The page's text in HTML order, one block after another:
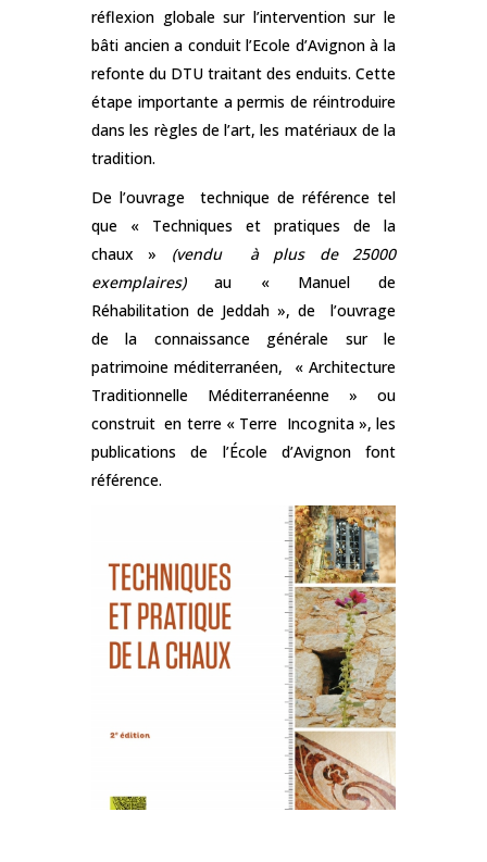
réflexion globale sur l’intervention sur le
bâti ancien a conduit l’Ecole d’Avignon à la
refonte du DTU traitant des enduits. Cette
étape importante a permis de réintroduire
dans les règles de l’art, les matériaux de la
tradition.
De l’ouvrage technique de référence tel
que « Techniques et pratiques de la
chaux » (vendu à plus de 25000
exemplaires)au « Manuel de
Réhabilitation de Jeddah », de l’ouvrage
de la connaissance générale sur le
patrimoine méditerranéen, « Architecture
Traditionnelle Méditerranéenne » ou
construit en terre « Terre Incognita », les
publications de l’École d’Avignon font
référence.